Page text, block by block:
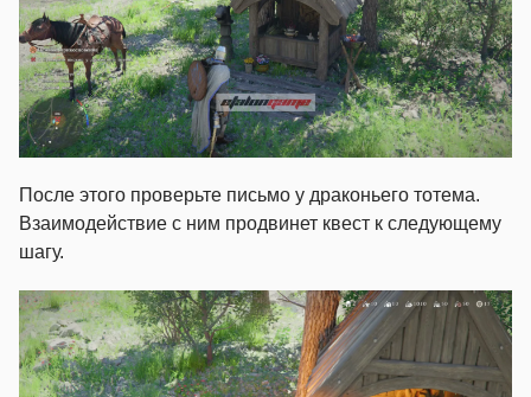
После этого проверьте письмо у драконьего тотема.
Взаимодействие с ним продвинет квест к следующему
шагу.